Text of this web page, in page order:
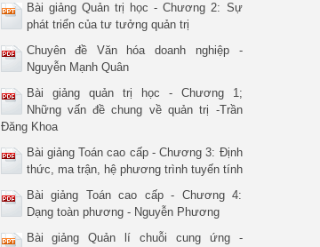
Bài giảng Quản trị học - Chương 2: Sự
phát triển của tư tưởng quản trị
Chuyên đề Văn hóa doanh nghiệp -
Nguyễn Mạnh Quân
Bài giảng quản trị học - Chương 1;
Những vấn đề chung về quản trị -Trần
Đăng Khoa
Bài giảng Toán cao cấp - Chương 3: Định
thức, ma trận, hệ phương trình tuyến tính
Bài giảng Toán cao cấp - Chương 4:
Dạng toàn phương - Nguyễn Phương
Bài giảng Quản lí chuỗi cung ứng -